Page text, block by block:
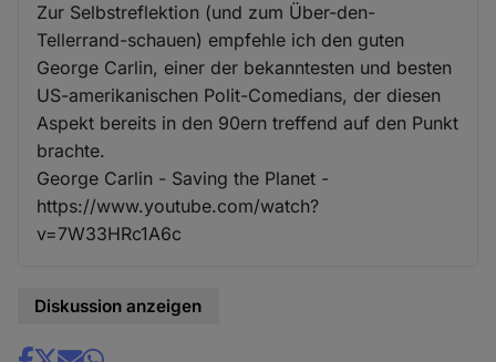
Zur Selbstreflektion (und zum Über-den-
Tellerrand-schauen) empfehle ich den guten
George Carlin, einer der bekanntesten und besten
US-amerikanischen Polit-Comedians, der diesen
Aspekt bereits in den 90ern treffend auf den Punkt
brachte.
George Carlin - Saving the Planet -
https://www.youtube.com/watch?
v=7W33HRc1A6c
Diskussion anzeigen